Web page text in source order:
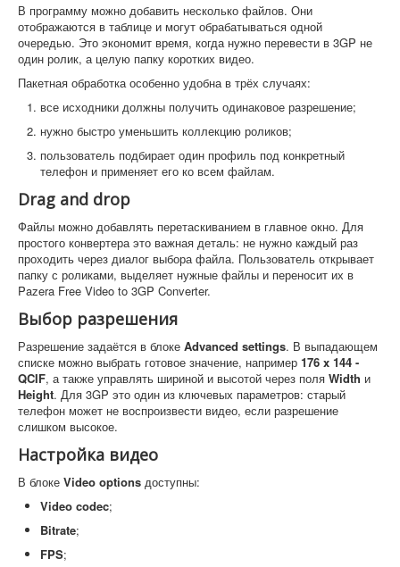
В программу можно добавить несколько файлов. Они
отображаются в таблице и могут обрабатываться одной
очередью. Это экономит время, когда нужно перевести в 3GP не
один ролик, а целую папку коротких видео.
Пакетная обработка особенно удобна в трёх случаях:
все исходники должны получить одинаковое разрешение;
нужно быстро уменьшить коллекцию роликов;
пользователь подбирает один профиль под конкретный
телефон и применяет его ко всем файлам.
Drag and drop
Файлы можно добавлять перетаскиванием в главное окно. Для
простого конвертера это важная деталь: не нужно каждый раз
проходить через диалог выбора файла. Пользователь открывает
папку с роликами, выделяет нужные файлы и переносит их в
Pazera Free Video to 3GP Converter.
Выбор разрешения
Разрешение задаётся в блоке Advanced settings. В выпадающем
списке можно выбрать готовое значение, например 176 x 144 -
QCIF, а также управлять шириной и высотой через поля Width и
Height. Для 3GP это один из ключевых параметров: старый
телефон может не воспроизвести видео, если разрешение
слишком высокое.
Настройка видео
В блоке Video options доступны:
Video codec;
Bitrate;
FPS;